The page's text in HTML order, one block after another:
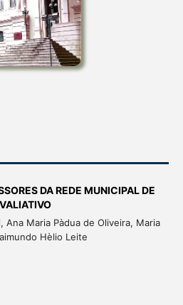
DA REDE MUNICIPAL DE
Ana Maria Pàdua de Oliveira, Maria
Hèlio Leite